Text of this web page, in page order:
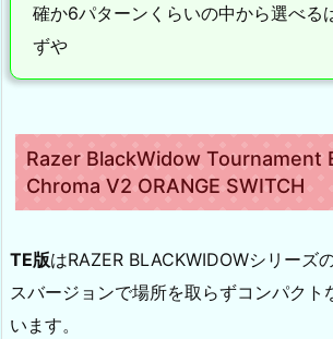
確か6パターンくらいの中から選べる
ずや
Razer BlackWidow Tournament
Chroma V2 ORANGE SWITCH
TE版はRAZER BLACKWIDOWシリーズ
スバージョンで場所を取らずコンパクト
います。